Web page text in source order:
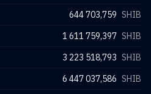
644 703,759 SHIB
1 611 759,397 SHIB
3 223 518,793 SHIB
6 447 037,586 SHIB